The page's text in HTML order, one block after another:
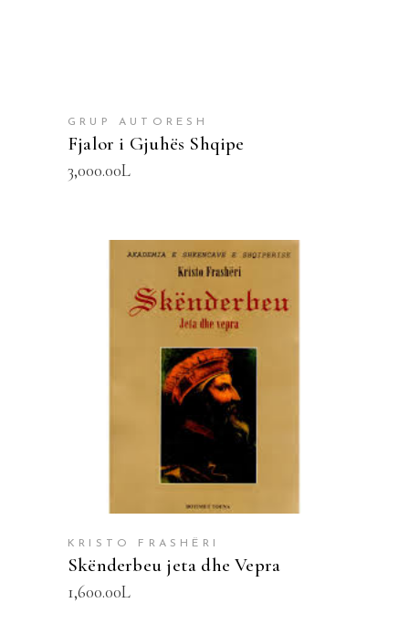
GRUP AUTORESH
Fjalor i Gjuhës Shqipe
3,000.00L
SHTOJE NË SHPORTË
KRISTO FRASHËRI
Skënderbeu jeta dhe Vepra
1,600.00L